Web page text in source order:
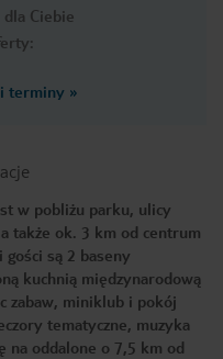
Ciebie
terminy »
w pobliżu parku, ulicy
także ok. 3 km od centrum
są 2 baseny
kuchnią międzynarodową
zabaw, miniklub i pokój
tematyczne, muzyka
na oddalone o 7,5 km od